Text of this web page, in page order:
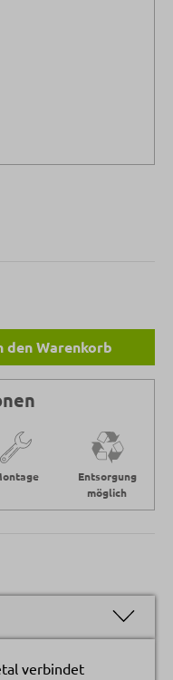
gewünschten
den Warenkorb
Entsorgung
möglich
verbindet